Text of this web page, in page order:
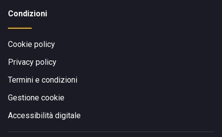
Condizioni
Cookie policy
Privacy policy
Termini e condizioni
Gestione cookie
Accessibilità digitale